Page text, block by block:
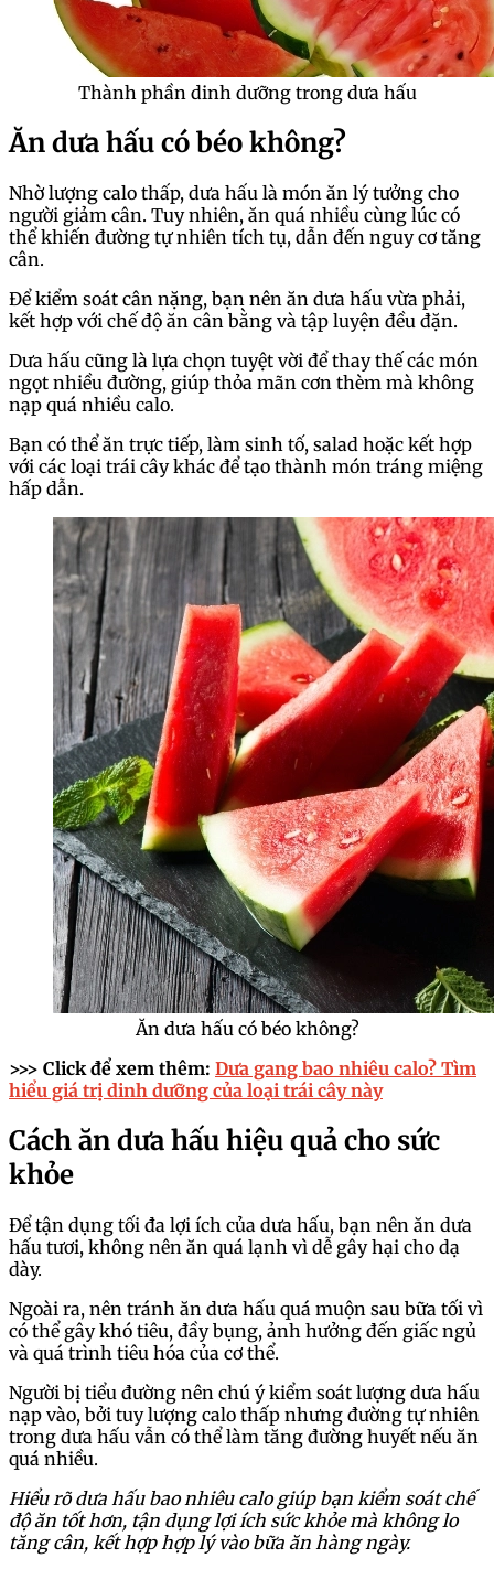
Thành phần dinh dưỡng trong dưa hấu
Ăn dưa hấu có béo không?
Nhờ lượng calo thấp, dưa hấu là món ăn lý tưởng cho
người giảm cân. Tuy nhiên, ăn quá nhiều cùng lúc có
thể khiến đường tự nhiên tích tụ, dẫn đến nguy cơ tăng
cân.
Để kiểm soát cân nặng, bạn nên ăn dưa hấu vừa phải,
kết hợp với chế độ ăn cân bằng và tập luyện đều đặn.
Dưa hấu cũng là lựa chọn tuyệt vời để thay thế các món
ngọt nhiều đường, giúp thỏa mãn cơn thèm mà không
nạp quá nhiều calo.
Bạn có thể ăn trực tiếp, làm sinh tố, salad hoặc kết hợp
với các loại trái cây khác để tạo thành món tráng miệng
hấp dẫn.
Ăn dưa hấu có béo không?
>>> Click để xem thêm: Dưa gang bao nhiêu calo? Tìm
hiểu giá trị dinh dưỡng của loại trái cây này
Cách ăn dưa hấu hiệu quả cho sức
khỏe
Để tận dụng tối đa lợi ích của dưa hấu, bạn nên ăn dưa
hấu tươi, không nên ăn quá lạnh vì dễ gây hại cho dạ
dày.
Ngoài ra, nên tránh ăn dưa hấu quá muộn sau bữa tối vì
có thể gây khó tiêu, đầy bụng, ảnh hưởng đến giấc ngủ
và quá trình tiêu hóa của cơ thể.
Người bị tiểu đường nên chú ý kiểm soát lượng dưa hấu
nạp vào, bởi tuy lượng calo thấp nhưng đường tự nhiên
trong dưa hấu vẫn có thể làm tăng đường huyết nếu ăn
quá nhiều.
Hiểu rõ dưa hấu bao nhiêu calo giúp bạn kiểm soát chế
độ ăn tốt hơn, tận dụng lợi ích sức khỏe mà không lo
tăng cân, kết hợp hợp lý vào bữa ăn hàng ngày.